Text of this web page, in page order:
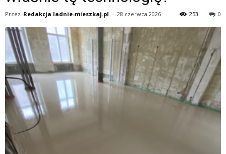
Przez Redakcja ladnie-mieszkaj.pl - 28 czerwca 2026 0
253